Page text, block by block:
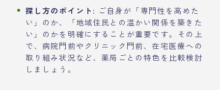
探し方のポイント: ご自身が「専門性を高めた
い」のか、「地域住民との温かい関係を築きた
い」のかを明確にすることが重要です。その上
で、病院門前やクリニック門前、在宅医療への
取り組み状況など、薬局ごとの特色を比較検討
しましょう。